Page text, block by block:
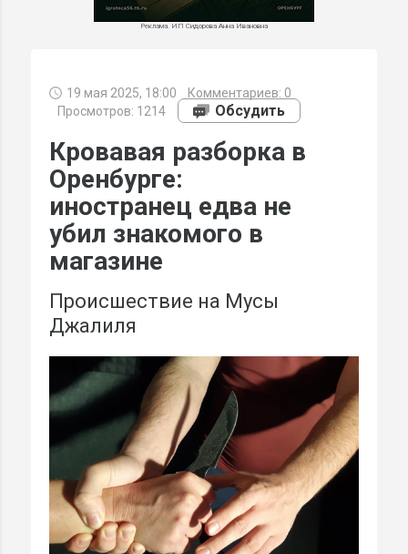
Реклама. ИП Сидорова Анна Ивановна
19 мая 2025, 18:00 Комментариев: 0
Просмотров: 1214
Обсудить
Кровавая разборка в
Оренбурге:
иностранец едва не
убил знакомого в
магазине
Происшествие на Мусы
Джалиля